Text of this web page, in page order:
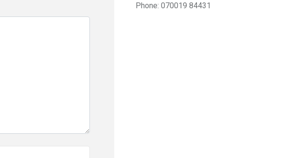
Phone: 070019 84431